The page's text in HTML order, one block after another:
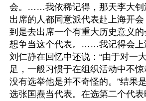
会。……我依稀记得，那天李大钊
出席的人都同意派代表赴上海开
到是去出席一个有重大历史意义
想争当这个代表。……我记得会上
刘仁静在回忆中还说：“由于对一
足，一般习惯于在组织活动中不
没有选举他是并不奇怪的。”结果
选张国焘当代表。在选第二个代